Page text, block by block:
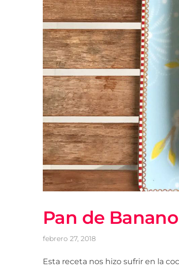
Pan de
febrero 27, 2018
Esta receta nos hizo sufrir en la